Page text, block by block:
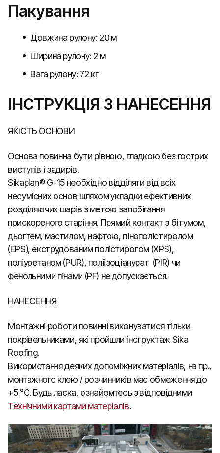
Пакування
Довжина рулону: 20 м
Ширина рулону: 2 м
Вага рулону: 72 кг
ІНСТРУКЦІЯ З НАНЕСЕННЯ
ЯКІСТЬ ОСНОВИ
Основа повинна бути рівною, гладкою без гострих
виступів і задирів.
Sikaplan® G-15 необхідно відділяти від всіх
несумісних основ шляхом укладки ефективних
розділяючих шарів з метою запобігання
прискореного старіння. Прямий контакт з бітумом,
дьогтем, мастилом, нафтою, пінополістиролом
(EPS), екструдованим полістиролом (XPS),
поліуретаном (PUR), поліізоціанурат (PIR) чи
фенольними пінами (PF) не допускається.
НАНЕСЕННЯ
Монтажні роботи повинні виконуватися тільки
покрівельниками, які пройшли інструктаж Sika
Roofing.
Використання деяких допоміжних матеріалів, на пр.,
монтажного клею / розчинників має обмеження до
+5 °C. Будь ласка, ознайомтесь з відповідними
Технічними картами матеріалів.